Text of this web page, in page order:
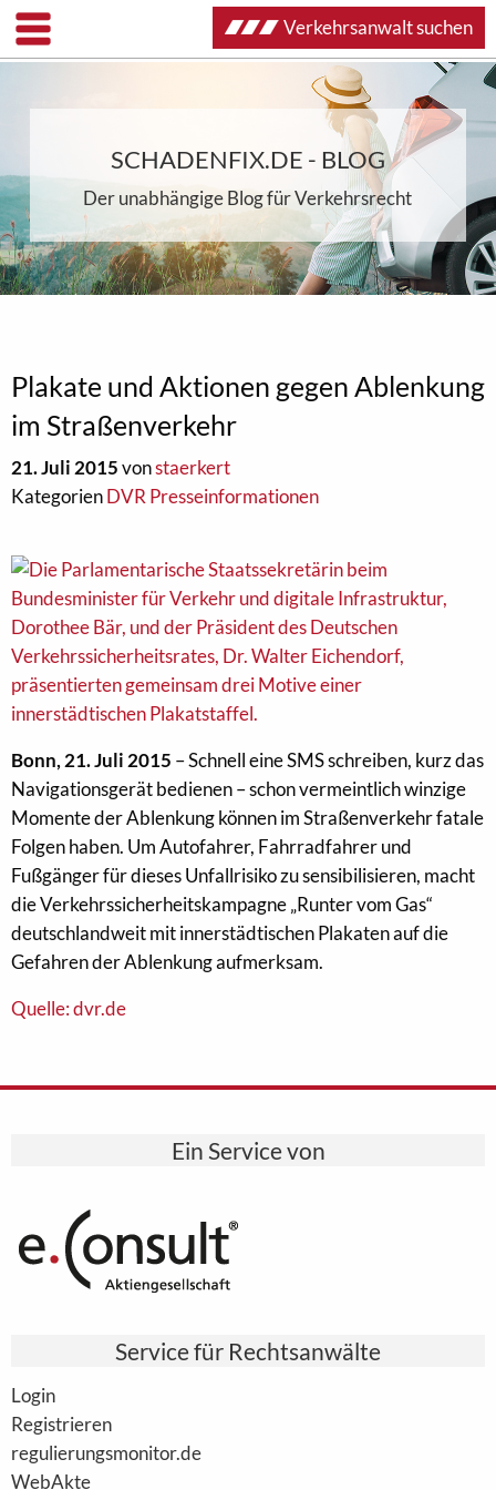
SCHADENFIX.DE - BLOG
Der unabhängige Blog für Verkehrsrecht
Plakate und Aktionen gegen Ablenkung
im Straßenverkehr
21. Juli 2015vonstaerkert
KategorienDVR Presseinformationen
Bonn, 21. Juli 2015 – Schnell eine SMS schreiben, kurz das
Navigationsgerät bedienen – schon vermeintlich winzige
Momente der Ablenkung können im Straßenverkehr fatale
Folgen haben. Um Autofahrer, Fahrradfahrer und
Fußgänger für dieses Unfallrisiko zu sensibilisieren, macht
die Verkehrssicherheitskampagne „Runter vom Gas“
deutschlandweit mit innerstädtischen Plakaten auf die
Gefahren der Ablenkung aufmerksam.
Quelle: dvr.de
Ein Service von
Service für Rechtsanwälte
Login
Registrieren
regulierungsmonitor.de
WebAkte
Verkehrsanwalt suchen